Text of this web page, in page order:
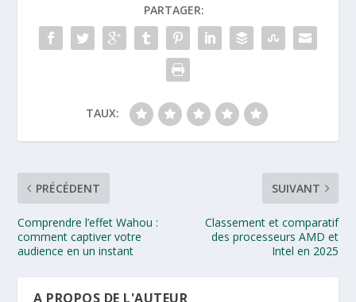
PARTAGER:
TAUX:
PRÉCÉDENT
Comprendre l’effet Wahou :
comment captiver votre
audience en un instant
SUIVANT
Classement et comparatif
des processeurs AMD et
Intel en 2025
A PROPOS DE L'AUTEUR